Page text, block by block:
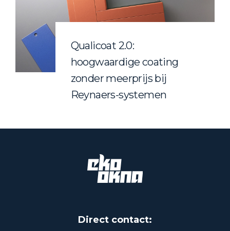
Qualicoat 2.0:
hoogwaardige coating
zonder meerprijs bij
Reynaers-systemen
Direct contact: